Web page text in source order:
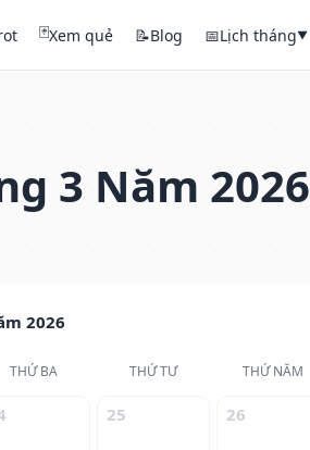
🃏Xem quẻ 📝Blog 📅Lịch tháng▼
3 Năm 2026
2026
THỨ BA THỨ TƯ THỨ NĂM
25 26